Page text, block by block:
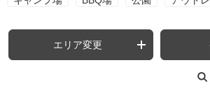
エリア変更